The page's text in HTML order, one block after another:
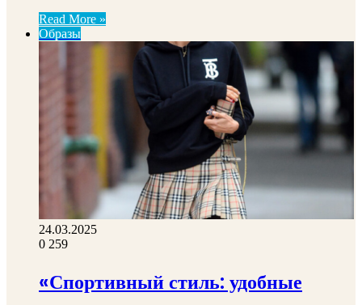
Read More »
Образы
24.03.2025
0 259
«Спортивный стиль: удобные